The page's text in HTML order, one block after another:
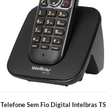
Telefone Sem Fio Digital Intelbras TS